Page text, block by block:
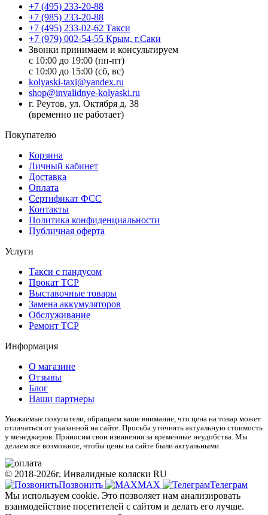
+7 (495) 233-20-88
+7 (985) 233-20-88
+7 (495) 233-02-62 Такси
+7 (979) 002-54-55 Крым, г.Саки
Звонки принимаем и консультируем
с 10:00 до 19:00 (пн-пт)
с 10:00 до 15:00 (сб, вс)
kolyaski-taxi@yandex.ru
shop@invalidnye-kolyaski.ru
г. Реутов, ул. Октября д. 38
(временно не работает)
Покупателю
Корзина
Личный кабинет
Доставка
Оплата
Сертификат ФСС
Контакты
Политика конфиденциальности
Публичная оферта
Услуги
Такси с пандусом
Прокат ТСР
Выставочные товары
Замена аккумуляторов
Обслуживание
Ремонт ТСР
Информация
О магазине
Отзывы
Блог
Наши партнеры
Уважаемые покупатели, обращаем ваше внимание, что цена на товар может
отличаться от указанной на сайте. Просьба уточнять актуальную стоимость
у менеджеров. Приносим свои извинения за временные неудобства. Мы
делаем все возможное, чтобы цены на сайте были актуальными.
© 2018-2026г. Инвалидные коляски RU
Позвонить
МАХ
Телеграм
Мы используем cookie. Это позволяет нам анализировать
взаимодействие посетителей с сайтом и делать его лучше.